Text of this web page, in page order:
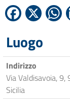
X
Luogo
Indirizzo
Via Valdisavoia, 9,
Sicilia